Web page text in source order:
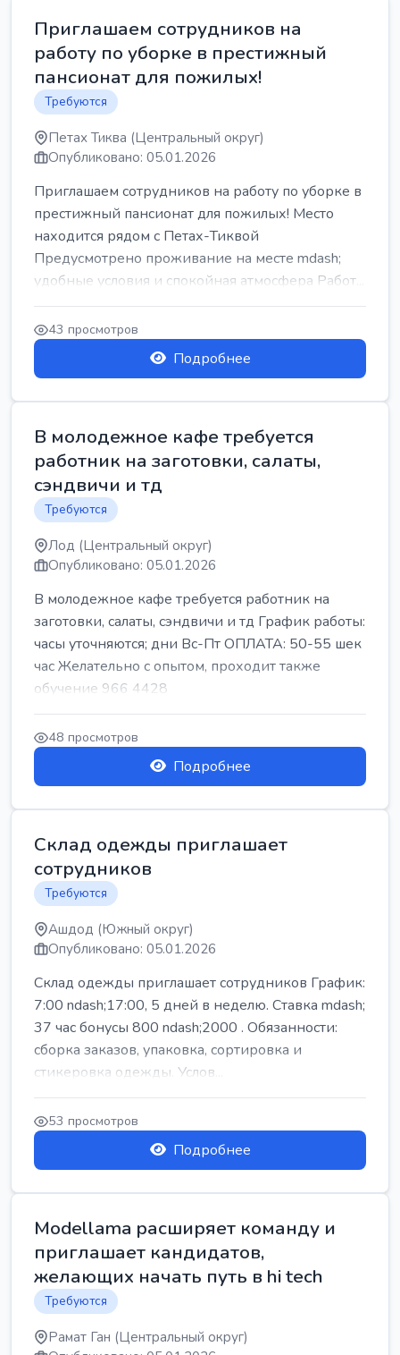
Приглашаем сотрудников на
работу по уборке в престижный
пансионат для пожилых!
Требуются
Петах Тиква (Центральный округ)
Опубликовано: 05.01.2026
Приглашаем сотрудников на работу по уборке в
престижный пансионат для пожилых! Место
находится рядом с Петах-Тиквой
Предусмотрено проживание на месте mdash;
удобные условия и спокойная атмосфера Работ...
43 просмотров
Подробнее
В молодежное кафе требуется
работник на заготовки, салаты,
сэндвичи и тд
Требуются
Лод (Центральный округ)
Опубликовано: 05.01.2026
В молодежное кафе требуется работник на
заготовки, салаты, сэндвичи и тд График работы:
часы уточняются; дни Вс-Пт ОПЛАТА: 50-55 шек
час Желательно с опытом, проходит также
обучение 966 4428
48 просмотров
Подробнее
Склад одежды приглашает
сотрудников
Требуются
Ашдод (Южный округ)
Опубликовано: 05.01.2026
Склад одежды приглашает сотрудников График:
7:00 ndash;17:00, 5 дней в неделю. Ставка mdash;
37 час бонусы 800 ndash;2000 . Обязанности:
сборка заказов, упаковка, сортировка и
стикеровка одежды. Услов...
53 просмотров
Подробнее
Modellama расширяет команду и
приглашает кандидатов,
желающих начать путь в hi tech
Требуются
Рамат Ган (Центральный округ)